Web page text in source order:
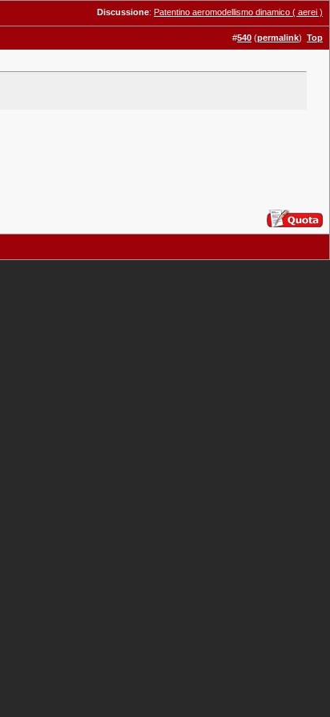
Discussione: Patentino aeromodellismo dinamico ( aerei )
#540 (permalink) Top